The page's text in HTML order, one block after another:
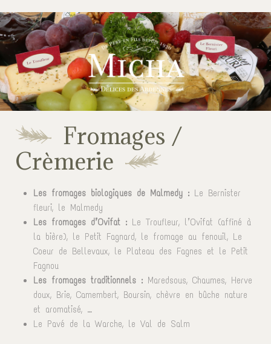
Fromages /
Crèmerie
Les fromages biologiques de Malmedy : Le Bernister
fleuri, le Malmedy
Les fromages d’Ovifat : Le Troufleur, l’Ovifat (affiné à
la bière), le Petit Fagnard, le fromage au fenouil, Le
Coeur de Bellevaux, le Plateau des Fagnes et le Petit
Fagnou
Les fromages traditionnels : Maredsous, Chaumes, Herve
doux, Brie, Camembert, Boursin, chèvre en bûche nature
et aromatisé, …
Le Pavé de la Warche, le Val de Salm